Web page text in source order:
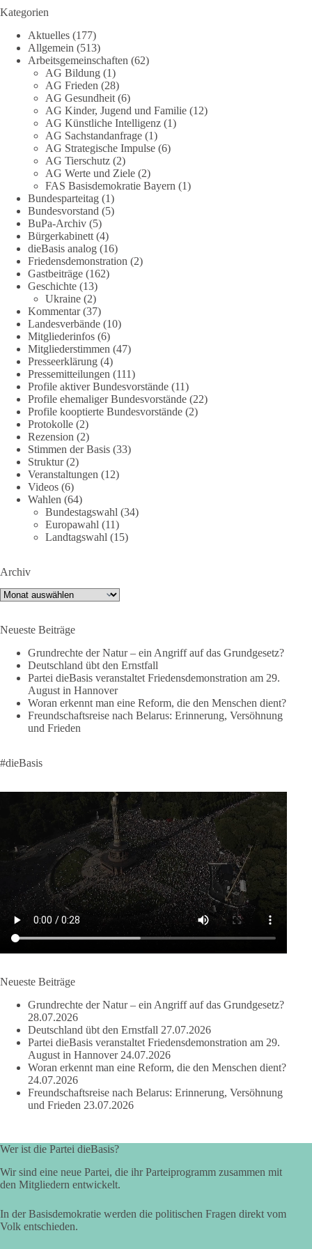
derzeit in Teilen der Umweltbewegung diskutierten
hinausreichen und grundlegende Fragen zum Menschenbild,
zum Rechtsstaat und zur Demokratie aufwerfen. [...]
👉 Hier weiterlesen: https://diebasis-
partei.de/2026/07/grundrechte-der-natur-ein-angriff-auf-das-
grundgesetz/
🟩🟩🟦🟦🟥🟥🟧🟧
Es ging weniger um fertige Antworten als um eine Debatte
darüber, wie Freiheit, Verantwortung, Naturschutz und
Grundrechte in einer demokratischen Gesellschaft künftig
miteinander in Einklang gebracht werden können.
#dieBasis #natur #grundrechte
7 8
DieBasis
2 Tage(n) zuvor
Jetzt dieBasis Sachsen-Anhalt unterstützen!
Die Landtagswahl 2026 in Sachsen-Anhalt findet am 6.
September statt. Die Inhalte stehen – jetzt müssen sie gesehen,
geteilt und diskutiert werden.
Folge unseren Kanälen:
Facebook:
https://www.facebook.com/groups/diebasissachsenanhalt/
Instragram:
https://www.instagram.com/die_basis_sachsen_anhalt/
Tiktok: https://www.tiktok.com/@diebasis_sachsenanhalt
🟩🟩🟦🟦🟥🟥🟧🟧
Menschen mitbekommen, wofür wir stehen und warum es sich
lohnt, dieBasis zu wählen.
Mehr Infos:https://diebasis-st.de/wahlprogramm/
#dieBasis #Landtagswahl
#DeineStimmezählt #jetztunterstützen
58
DieBasis
🔎 Über 100-mal keine Antwort.
Anthony Fauci, Immunologe und Berater des ehemaligen US-
Präsidenten, hat bei einer Anhörung des US-Senats auf mehr
als 100 Fragen die Aussage verweigert. Die juristische
Bewertung werden Gerichte und Ermittlungen klären – auch
auf Basis seines Tagebuches. Doch unabhängig davon zeigt
der Vorgang eines deutlich:
Antworten:
❓ Wie wurden politische Entscheidungen getroffen?
❓ Welche Maßnahmen waren notwendig und welche nicht?
❓Und wer übernimmt die Verantwortung für die massiven
Folgen für Kinder, Familien, Unternehmen und das Vertrauen
in unseren Rechtsstaat?
Fragen zu vermeiden. Sie lebt davon, Fragen offen zu stellen
und transparent zu beantworten.
dieBasis fordert deshalb weiterhin eine unabhängige,
vollständige und transparente Aufarbeitung der Corona-Politik.
Kategorien
Aktuelles (177)
Allgemein (513)
Arbeitsgemeinschaften (62)
AG Bildung (1)
AG Frieden (28)
AG Gesundheit (6)
AG Kinder, Jugend und Familie (12)
AG Künstliche Intelligenz (1)
AG Sachstandanfrage (1)
AG Strategische Impulse (6)
AG Tierschutz (2)
AG Werte und Ziele (2)
FAS Basisdemokratie Bayern (1)
Bundesparteitag (1)
Bundesvorstand (5)
BuPa-Archiv (5)
Bürgerkabinett (4)
dieBasis analog (16)
Friedensdemonstration (2)
Gastbeiträge (162)
Geschichte (13)
Ukraine (2)
Kommentar(37)
Landesverbände (10)
Mitgliederinfos (6)
Mitgliederstimmen (47)
Presseerklärung (4)
Pressemitteilungen (111)
Profile aktiver Bundesvorstände (11)
Profile ehemaliger Bundesvorstände (22)
Profile kooptierte Bundesvorstände (2)
Protokolle (2)
Rezension (2)
Stimmen der Basis (33)
Struktur(2)
Veranstaltungen (12)
Videos (6)
Wahlen (64)
Bundestagswahl (34)
Europawahl (11)
Landtagswahl (15)
Archiv
Archiv
Neueste Beiträge
Grundrechte der Natur – ein Angriff auf das Grundgesetz?
Deutschland übt den Ernstfall
Partei dieBasis veranstaltet Friedensdemonstration am 29.
August in Hannover
Woran erkennt man eine Reform, die den Menschen dient?
Freundschaftsreise nach Belarus: Erinnerung, Versöhnung
und Frieden
#dieBasis
Neueste Beiträge
Grundrechte der Natur – ein Angriff auf das Grundgesetz?
28.07.2026
Deutschland übt den Ernstfall 27.07.2026
Partei dieBasis veranstaltet Friedensdemonstration am 29.
August in Hannover 24.07.2026
Woran erkennt man eine Reform, die den Menschen dient?
24.07.2026
Freundschaftsreise nach Belarus: Erinnerung, Versöhnung
und Frieden 23.07.2026
Wer ist die Partei dieBasis?
Wir sind eine neue Partei, die ihr Parteiprogramm zusammen mit
den Mitgliedern entwickelt.
In der Basisdemokratie werden die politischen Fragen direkt vom
Volk entschieden.